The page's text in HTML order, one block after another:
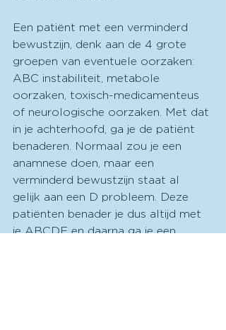
Een patiënt met een verminderd
bewustzijn, denk aan de 4 grote
groepen van eventuele oorzaken:
ABC instabiliteit, metabole
oorzaken, toxisch-medicamenteus
of neurologische oorzaken. Met dat
in je achterhoofd, ga je de patiënt
benaderen. Normaal zou je een
anamnese doen, maar een
verminderd bewustzijn staat al
gelijk aan een D probleem. Deze
patiënten benader je dus altijd met
je ABCDE en daarna ga je een